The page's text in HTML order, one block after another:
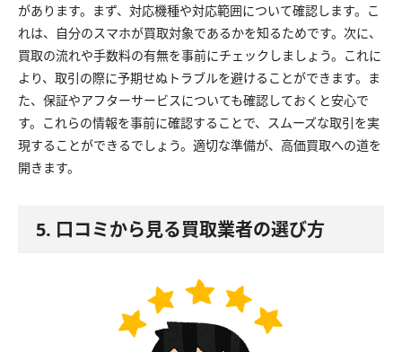
があります。まず、対応機種や対応範囲について確認します。こ
れは、自分のスマホが買取対象であるかを知るためです。次に、
買取の流れや手数料の有無を事前にチェックしましょう。これに
より、取引の際に予期せぬトラブルを避けることができます。ま
た、保証やアフターサービスについても確認しておくと安心で
す。これらの情報を事前に確認することで、スムーズな取引を実
現することができるでしょう。適切な準備が、高価買取への道を
開きます。
5. 口コミから見る買取業者の選び方